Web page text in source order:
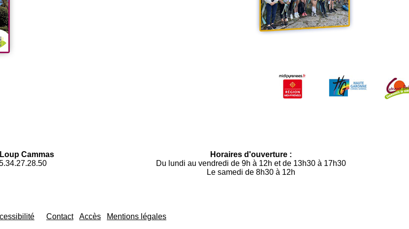
Cammas
Contact Accès Mentions légales
Horaires d'ouverture :
Du lundi au vendredi de 9h à 12h et de 13h30 à 17h30
Le samedi de 8h30 à 12h